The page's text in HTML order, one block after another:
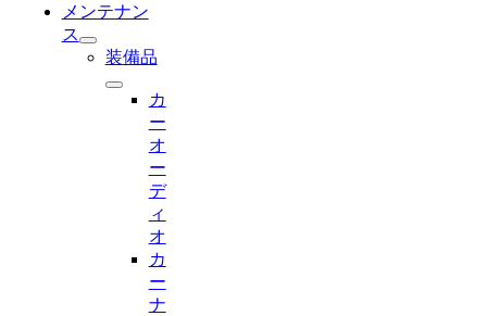
メンテナン
ス
装備品
カ
ー
オ
ー
デ
ィ
オ
カ
ー
ナ